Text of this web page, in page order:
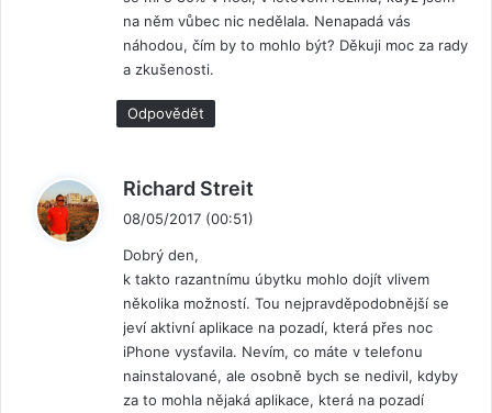
na něm vůbec nic nedělala. Nenapadá vás
náhodou, čím by to mohlo být? Děkuji moc za rady
a zkušenosti.
Odpovědět
Richard Streit
a
08/05/2017 (00:51)
Dobrý den,
k takto razantnímu úbytku mohlo dojít vlivem
několika možností. Tou nejpravděpodobnější se
jeví aktivní aplikace na pozadí, která přes noc
iPhone vysťavila. Nevím, co máte v telefonu
nainstalované, ale osobně bych se nedivil, kdyby
za to mohla nějaká aplikace, která na pozadí